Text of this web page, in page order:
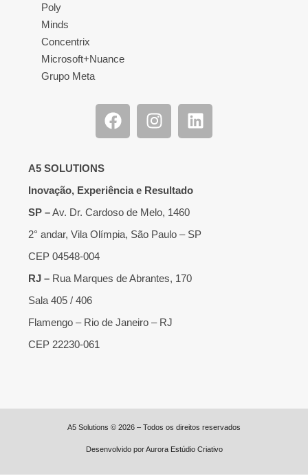
Poly
Minds
Concentrix
Microsoft+Nuance
Grupo Meta
A5 SOLUTIONS
Inovação, Experiência e Resultado
SP –Av. Dr. Cardoso de Melo, 1460
2° andar, Vila Olímpia, São Paulo – SP
CEP 04548-004
RJ – Rua Marques de Abrantes, 170
Sala 405 / 406
Flamengo – Rio de Janeiro – RJ
CEP 22230-061
A5 Solutions © 2026 – Todos os direitos reservados
Desenvolvido porAurora Estúdio Criativo